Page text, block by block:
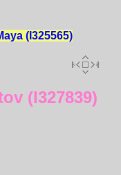
(I325565)
(I327839)